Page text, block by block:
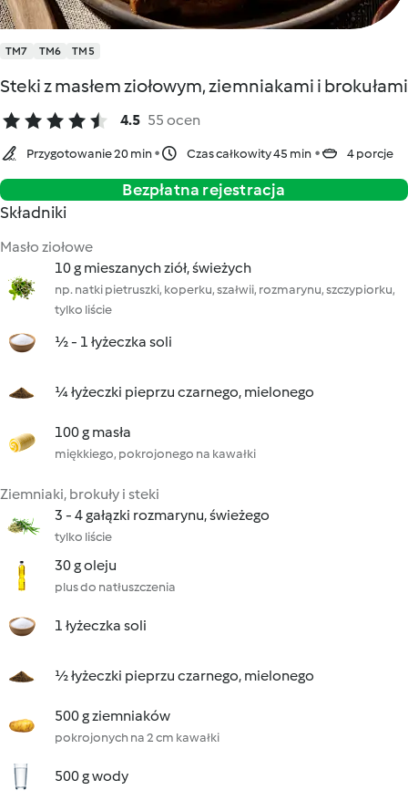
TM7 TM6 TM5
Steki z masłem ziołowym, ziemniakami i brokułami
4.5 55 ocen
Przygotowanie 20 min Czas całkowity 45 min 4 porcje
Bezpłatna rejestracja
Składniki
Masło ziołowe
10 g mieszanych ziół, świeżych
np. natki pietruszki, koperku, szałwii, rozmarynu, szczypiorku,
tylko liście
½ - 1 łyżeczka soli
¼ łyżeczki pieprzu czarnego, mielonego
100 g masła
miękkiego, pokrojonego na kawałki
Ziemniaki, brokuły i steki
3 - 4 gałązki rozmarynu, świeżego
tylko liście
30 g oleju
plus do natłuszczenia
1 łyżeczka soli
½ łyżeczki pieprzu czarnego, mielonego
500 g ziemniaków
pokrojonych na 2 cm kawałki
500 g wody